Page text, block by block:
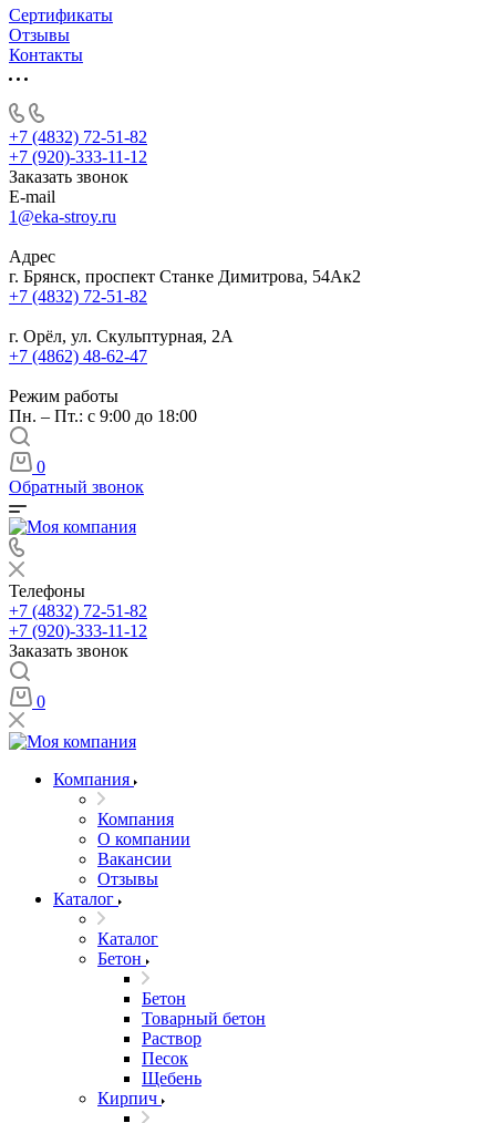
Сертификаты
Отзывы
Контакты
+7 (4832) 72-51-82
+7 (920)-333-11-12
Заказать звонок
E-mail
1@eka-stroy.ru
Адрес
г. Брянск, проспект Станке Димитрова, 54Ак2
+7 (4832) 72-51-82
г. Орёл, ул. Скульптурная, 2А
+7 (4862) 48-62-47
Режим работы
Пн. – Пт.: с 9:00 до 18:00
0
Обратный звонок
Телефоны
+7 (4832) 72-51-82
+7 (920)-333-11-12
Заказать звонок
0
Компания
Компания
О компании
Вакансии
Отзывы
Каталог
Каталог
Бетон
Бетон
Товарный бетон
Раствор
Песок
Щебень
Кирпич